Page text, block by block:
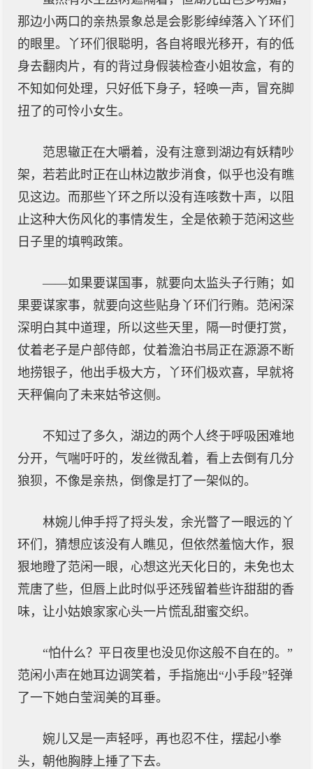
那边小两口的亲热景象总是会影影绰绰落入丫环们
的眼里。丫环们很聪明，各自将眼光移开，有的低
身去翻肉片，有的背过身假装检查小姐妆盒，有的
不知如何处理，只好低下身子，轻唤一声，冒充脚
扭了的可怜小女生。
范思辙正在大嚼着，没有注意到湖边有妖精吵
架，若若此时正在山林边散步消食，似乎也没有瞧
见这边。而那些丫环之所以没有连咳数十声，以阻
止这种大伤风化的事情发生，全是依赖于范闲这些
日子里的填鸭政策。
——如果要谋国事，就要向太监头子行贿；如
果要谋家事，就要向这些贴身丫环们行贿。范闲深
深明白其中道理，所以这些天里，隔一时便打赏，
仗着老子是户部侍郎，仗着澹泊书局正在源源不断
地捞银子，他出手极大方，丫环们极欢喜，早就将
天秤偏向了未来姑爷这侧。
不知过了多久，湖边的两个人终于呼吸困难地
分开，气喘吁吁的，发丝微乱着，看上去倒有几分
狼狈，不像是亲热，倒像是打了一架似的。
林婉儿伸手捋了捋头发，余光瞥了一眼远的丫
环们，猜想应该没有人瞧见，但依然羞恼大作，狠
狠地瞪了范闲一眼，心想这光天化日的，未免也太
荒唐了些，但唇上此时似乎还残留着些许甜甜的香
味，让小姑娘家家心头一片慌乱甜蜜交织。
“怕什么？平日夜里也没见你这般不自在的。”
范闲小声在她耳边调笑着，手指施出“小手段”轻弹
了一下她白莹润美的耳垂。
婉儿又是一声轻呼，再也忍不住，摆起小拳
头，朝他胸脖上捶了下去。